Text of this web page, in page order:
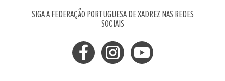
SIGA A FEDERAÇÃO PORTUGUESA DE XADREZ NAS REDES
SOCIAIS